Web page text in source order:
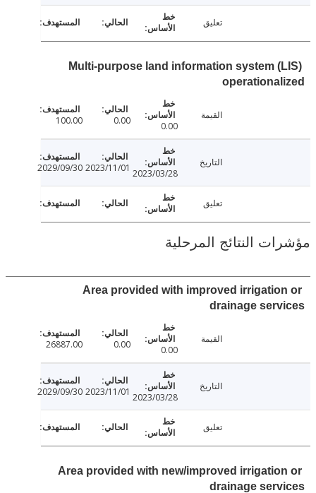
Multi-purpose land information system
0.00
100.00
2023/03/28
2023/11/01
2029/09/30
النتائج المرحلية
Area provided with improved
drainage
0.00
26887.00
2023/03/28
2023/11/01
2029/09/30
Area provided with new/improved
drainage